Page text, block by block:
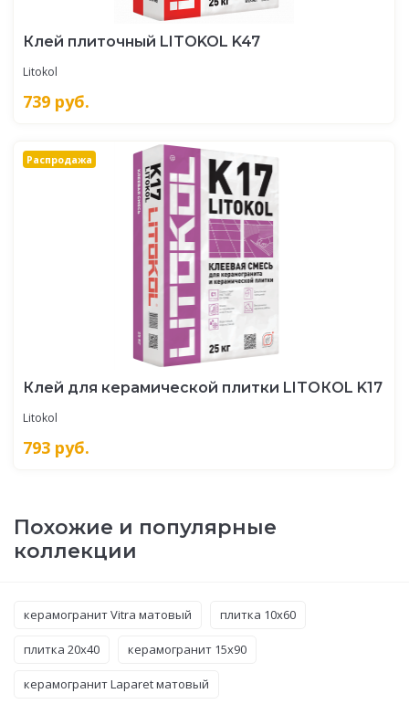
Клей плиточный LITOKOL K47
Litokol
739 руб.
Распродажа
Клей для керамической плитки LITOКOL K17
Litokol
793 руб.
Похожие и популярные
коллекции
керамогранит Vitra матовый плитка 10x60
плитка 20x40 керамогранит 15x90
керамогранит Laparet матовый